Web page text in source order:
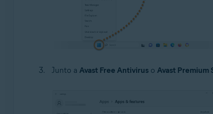
Junto a Avast Free Antiviruso Avast Premium